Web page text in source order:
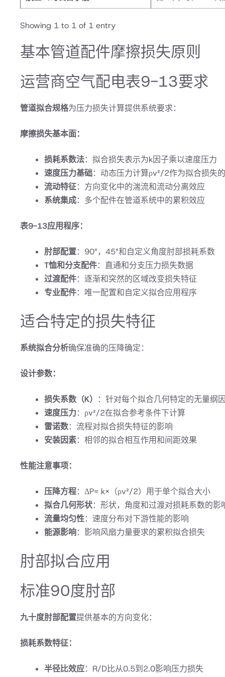
Showing 1 to 1 of 1 entry
基本管道配件摩擦损失原则
运营商空气配电表9-13要求
管道拟合规格为压力损失计算提供系统要求：
摩擦损失基本面：
损耗系数法：拟合损失表示为k因子乘以速度压力
速度压力基础：动态压力计算ρv²/2作为拟合损失
流动特征：方向变化中的湍流和流动分离效应
系统集成：多个配件在管道系统中的累积效应
表9-13应用程序：
肘部配置：90°，45°和自定义角度肘部损耗系数
T恤和分支配件：直通和分支压力损失数据
过渡配件：逐渐和突然的区域改变损失特征
专业配件：唯一配置和自定义拟合应用程序
适合特定的损失特征
系统拟合分析确保准确的压降确定：
设计参数：
损失系数（K）
：针对每个拟合几何特定的无量纲
速度压力：ρv²/2在拟合参考条件下计算
雷诺数：流程对拟合损失特征的影响
安装因素：相邻的拟合相互作用和间距效果
性能注意事项：
压降方程：ΔP= k×（ρv²/2）用于单个拟合大小
拟合几何形状：形状，角度和过渡对损耗系数的影
流量均匀性：速度分布对下游性能的影响
能源影响：影响风扇力量要求的累积拟合损失
肘部拟合应用
标准90度肘部
九十度肘部配置提供基本的方向变化：
损耗系数特征：
半径比效应：R/D比从0.5到2.0影响压力损失